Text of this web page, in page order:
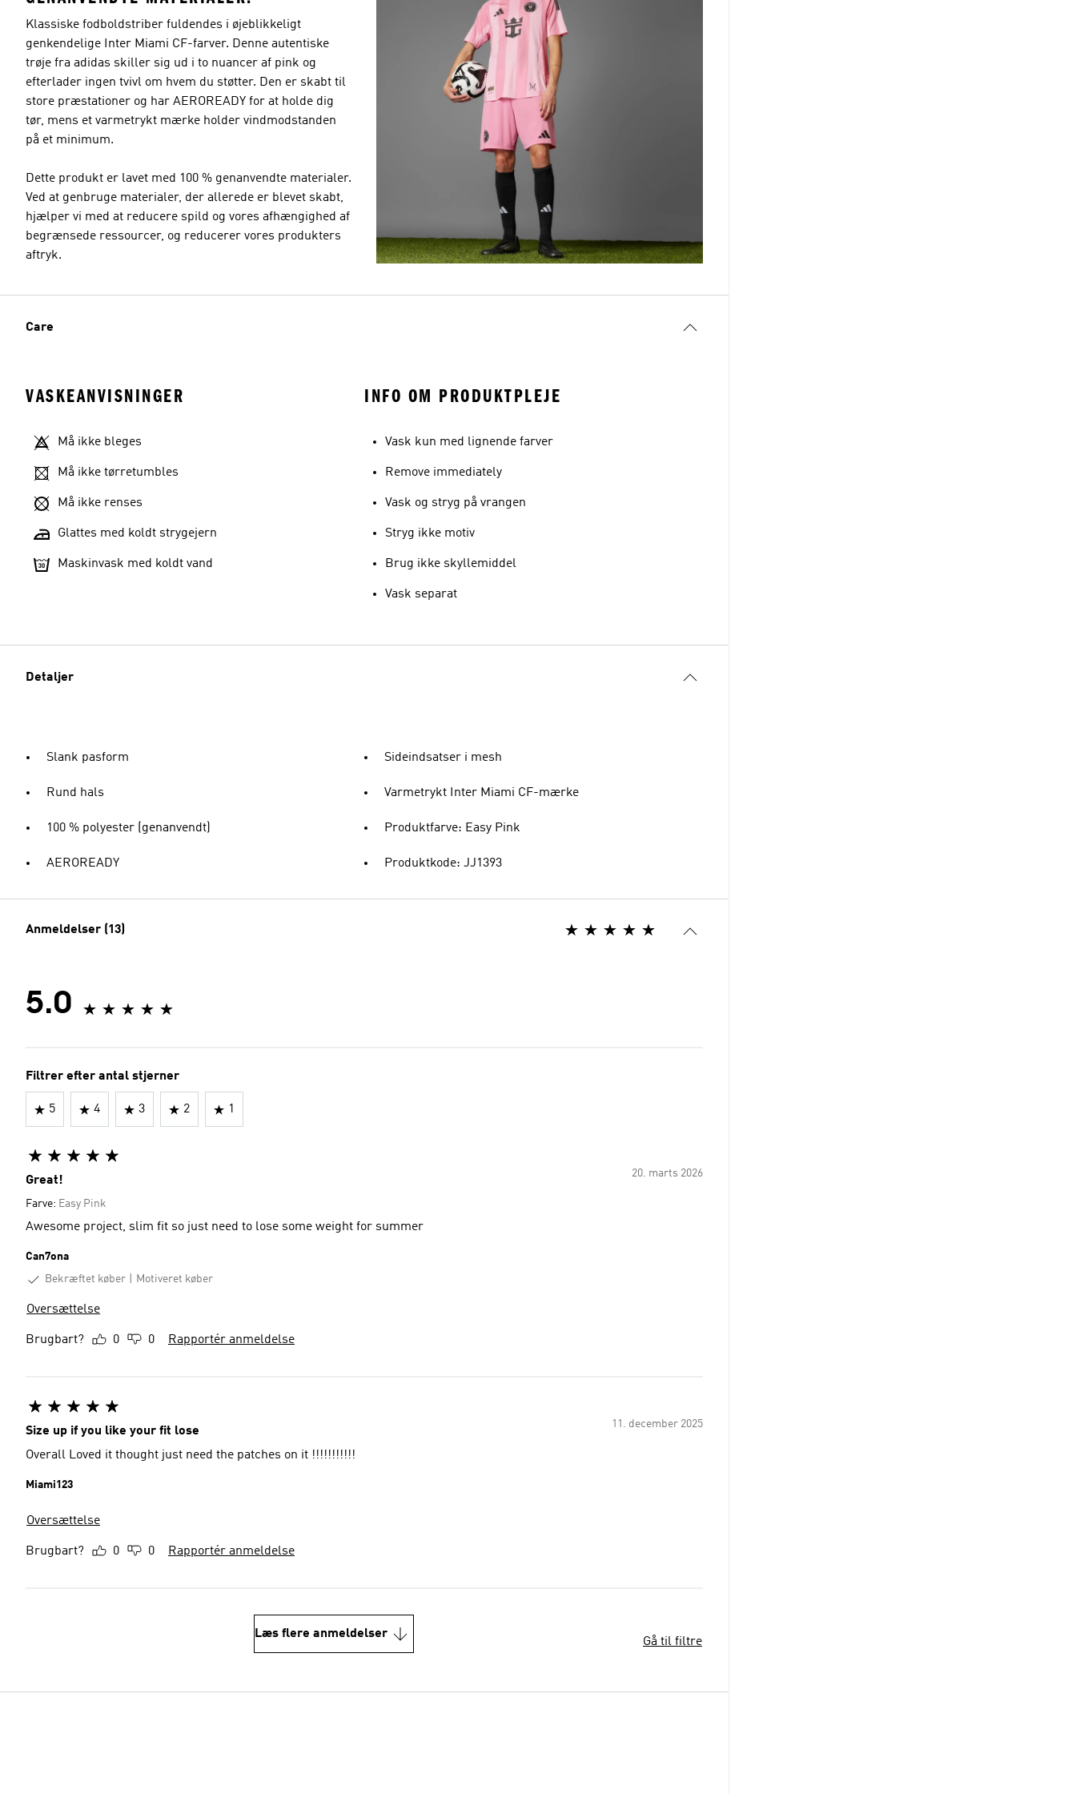
Klassiske fodboldstriber fuldendes i øjeblikkeligt
genkendelige Inter Miami CF-farver. Denne autentiske
trøje fra adidas skiller sig ud i to nuancer af pink og
efterlader ingen tvivl om hvem du støtter. Den er skabt til
store præstationer og har AEROREADY for at holde dig
tør, mens et varmetrykt mærke holder vindmodstanden
på et minimum.
Dette produkt er lavet med 100 % genanvendte materialer.
Ved at genbruge materialer, der allerede er blevet skabt,
hjælper vi med at reducere spild og vores afhængighed af
begrænsede ressourcer, og reducerer vores produkters
aftryk.
Care
VASKEANVISNINGER
Må ikke bleges
Må ikke tørretumbles
Må ikke renses
Glattes med koldt strygejern
Maskinvask med koldt vand
INFO OM PRODUKTPLEJE
Vask kun med lignende farver
Remove immediately
Vask og stryg på vrangen
Stryg ikke motiv
Brug ikke skyllemiddel
Vask separat
Detaljer
Slank pasform
Rund hals
100 % polyester (genanvendt)
AEROREADY
Sideindsatser i mesh
Varmetrykt Inter Miami CF-mærke
Produktfarve: Easy Pink
Produktkode: JJ1393
Anmeldelser (13)
5.0
Filtrer efter antal stjerner
5 4 3 2 1
20. marts 2026
Great!
Farve: Easy Pink
Awesome project, slim fit so just need to lose some weight for summer
Can7ona
Bekræftet køber
Motiveret køber
Oversættelse
Brugbart? 0 0 Rapportér anmeldelse
11. december 2025
Size up if you like your fit lose
Overall Loved it thought just need the patches on it !!!!!!!!!!!
Miami123
Oversættelse
Brugbart? 0 0 Rapportér anmeldelse
Læs flere anmeldelser
Gå til filtre